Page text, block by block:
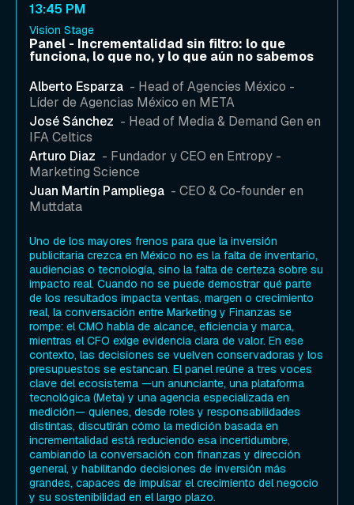
13:45 PM
Vision Stage
Panel - Incrementalidad sin filtro: lo que
funciona, lo que no, y lo que aún no sabemos
Alberto Esparza - Head of Agencies México -
Líder de Agencias México en META
José Sánchez - Head of Media & Demand Gen en
IFA Celtics
Arturo Diaz - Fundador y CEO en Entropy -
Marketing Science
Juan Martín Pampliega - CEO & Co-founder en
Muttdata
Uno de los mayores frenos para que la inversión
publicitaria crezca en México no es la falta de inventario,
audiencias o tecnología, sino la falta de certeza sobre su
impacto real. Cuando no se puede demostrar qué parte
de los resultados impacta ventas, margen o crecimiento
real, la conversación entre Marketing y Finanzas se
rompe: el CMO habla de alcance, eficiencia y marca,
mientras el CFO exige evidencia clara de valor. En ese
contexto, las decisiones se vuelven conservadoras y los
presupuestos se estancan. El panel reúne a tres voces
clave del ecosistema —un anunciante, una plataforma
tecnológica (Meta) y una agencia especializada en
medición— quienes, desde roles y responsabilidades
distintas, discutirán cómo la medición basada en
incrementalidad está reduciendo esa incertidumbre,
cambiando la conversación con finanzas y dirección
general, y habilitando decisiones de inversión más
grandes, capaces de impulsar el crecimiento del negocio
y su sostenibilidad en el largo plazo.